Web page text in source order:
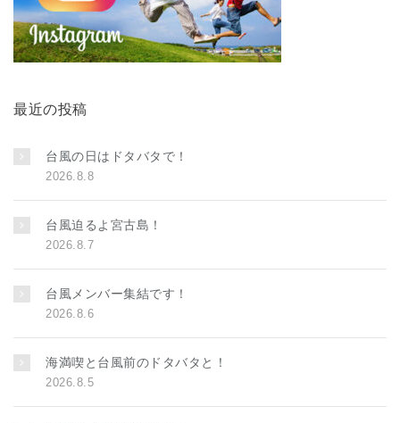
最近の投稿
台風の日はドタバタで！
2026.8.8
台風迫るよ宮古島！
2026.8.7
台風メンバー集結です！
2026.8.6
海満喫と台風前のドタバタと！
2026.8.5